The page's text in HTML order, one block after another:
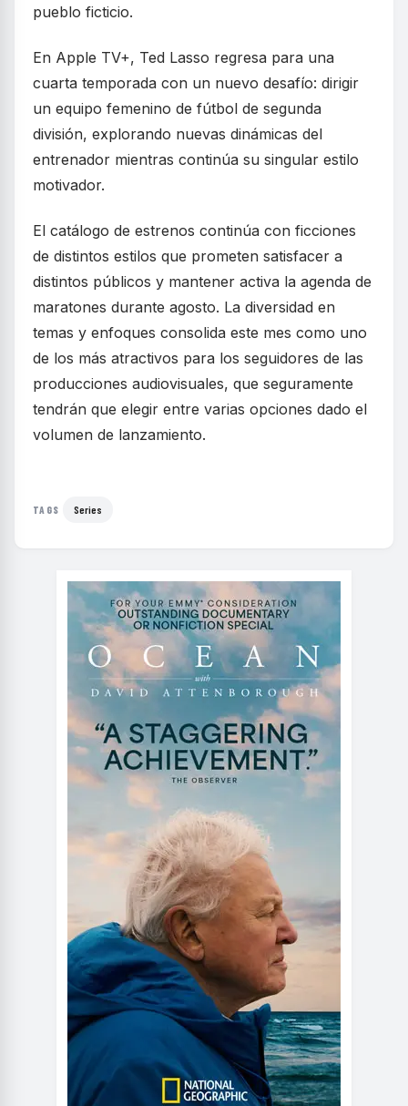
pueblo ficticio.
En Apple TV+, Ted Lasso regresa para una
cuarta temporada con un nuevo desafío: dirigir
un equipo femenino de fútbol de segunda
división, explorando nuevas dinámicas del
entrenador mientras continúa su singular estilo
motivador.
El catálogo de estrenos continúa con ficciones
de distintos estilos que prometen satisfacer a
distintos públicos y mantener activa la agenda de
maratones durante agosto. La diversidad en
temas y enfoques consolida este mes como uno
de los más atractivos para los seguidores de las
producciones audiovisuales, que seguramente
tendrán que elegir entre varias opciones dado el
volumen de lanzamiento.
TAGS Series